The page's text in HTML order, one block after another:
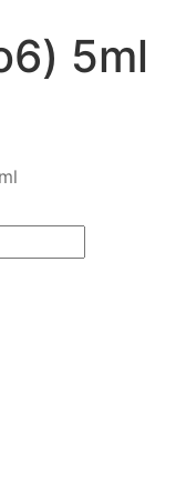
5ml